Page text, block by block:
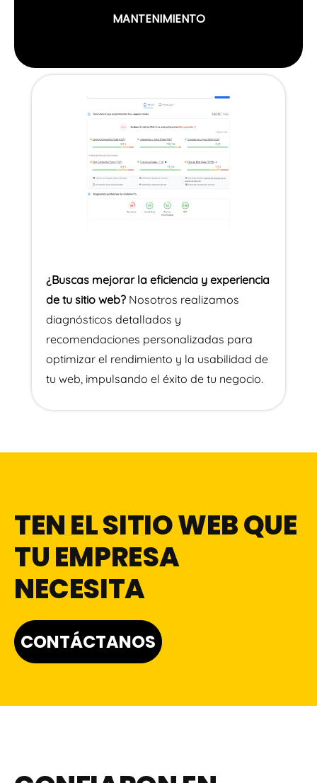
MANTENIMIENTO
¿Buscas mejorar la eficiencia y experiencia
de tu sitio web? Nosotros realizamos
diagnósticos detallados y
recomendaciones personalizadas para
optimizar el rendimiento y la usabilidad de
tu web, impulsando el éxito de tu negocio.
TEN EL SITIO WEB QUE
TU EMPRESA
NECESITA
CONTÁCTANOS